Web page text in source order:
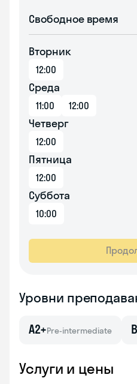
Свободное время
Вторник
12:00
Среда
11:00 12:00
Четверг
12:00
Пятница
12:00
Суббота
10:00
Уровни
A2+Pre-intermediate
Услуги и цены